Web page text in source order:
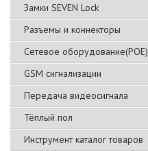
Замки SEVEN Lock
Разъемы и коннекторы
Сетевое оборудование(POE)
GSM сигнализации
Передача видеосигнала
Тёплый пол
Инструмент каталог товаров